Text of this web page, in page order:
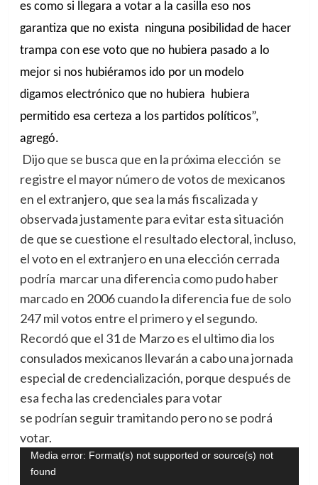
es como si llegara a votar a la casilla eso nos
garantiza que no exista ninguna posibilidad de hacer
trampa con ese voto que no hubiera pasado a lo
mejor si nos hubiéramos ido por un modelo
digamos electrónico que no hubiera hubiera
permitido esa certeza a los partidos políticos”,
agregó.
Dijo que se busca que en la próxima elección se
registre el mayor número de votos de mexicanos
en el extranjero, que sea la más fiscalizada y
observada justamente para evitar esta situación
de que se cuestione el resultado electoral, incluso,
el voto en el extranjero en una elección cerrada
podría marcar una diferencia como pudo haber
marcado en 2006 cuando la diferencia fue de solo
247 mil votos entre el primero y el segundo.
Recordó que el 31 de Marzo es el ultimo dia los
consulados mexicanos llevarán a cabo una jornada
especial de credencialización, porque después de
esa fecha las credenciales para votar
se podrían seguir tramitando pero no se podrá
votar.
Reproductor
de
Media error: Format(s) not supported or source(s) not
found